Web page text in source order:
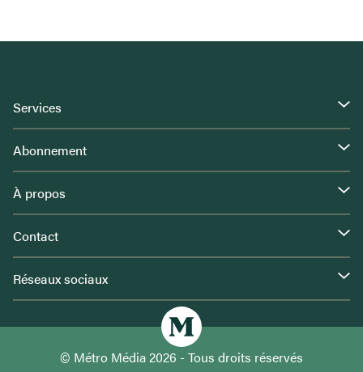
Services
Abonnement
À propos
Contact
Réseaux sociaux
© Métro Média 2026 - Tous droits réservés